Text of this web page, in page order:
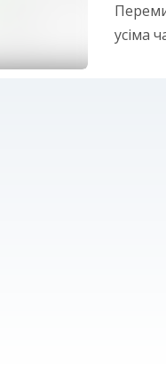
усіма